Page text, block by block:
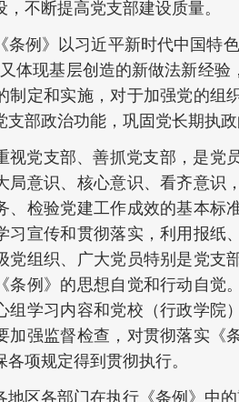
不断提高党支部建设质量。
条例》以习近平新时代中国特
体现基层创造的新做法新经
制定和实施，对于加强党的组
支部政治功能，巩固党长期执
视党支部、善抓党支部，是党
局意识、核心意识、看齐意识
、检验党建工作成效的基本标
习宣传和贯彻落实，利用报纸
党组织、广大党员特别是党支
条例》的思想自觉和行动自觉
组学习内容和党校（行政学院
加强监督检查，对贯彻落实《
项规定得到贯彻执行。